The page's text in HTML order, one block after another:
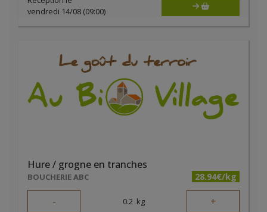
vendredi 14/08 (09:00)
Hure / grogne en tranches
BOUCHERIE ABC 28.94€/kg
- 0.2 kg +